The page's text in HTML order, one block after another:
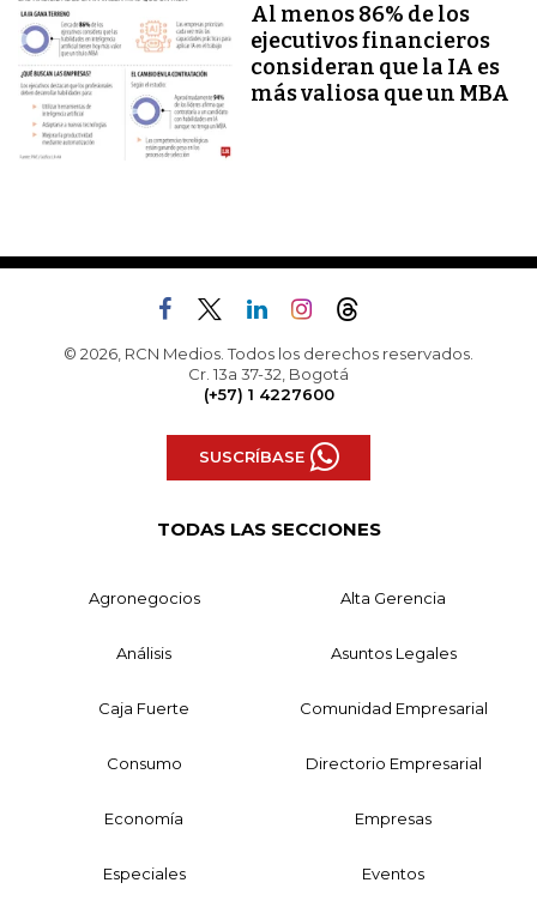
Al menos 86% de los
ejecutivos financieros
consideran que la IA es
más valiosa que un MBA
© 2026, RCN Medios. Todos los derechos reservados.
Cr. 13a 37-32, Bogotá
(+57) 1 4227600
SUSCRÍBASE
TODAS LAS SECCIONES
Agronegocios Alta Gerencia
Análisis Asuntos Legales
Caja Fuerte Comunidad Empresarial
Consumo Directorio Empresarial
Economía Empresas
Especiales Eventos